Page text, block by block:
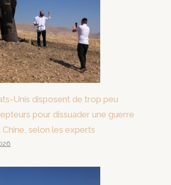
Unis disposent de trop peu
pour dissuader une guerre
Chine, selon les experts